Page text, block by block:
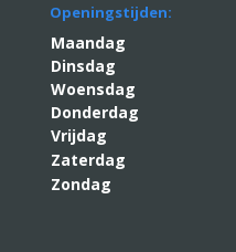
Openingstijden:
Maandag
Dinsdag
Woensdag
Donderdag
Vrijdag
Zaterdag
Zondag